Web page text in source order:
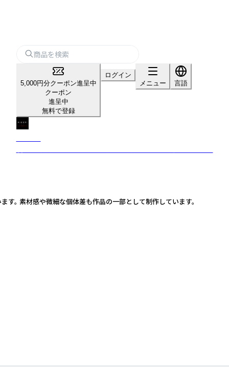
5,000円分クーポン進呈中
クーポン
進呈中
無料で登録
ログイン
メニュー
言語
す。 素材感や微細な個体差も作品の一部として制作しています。